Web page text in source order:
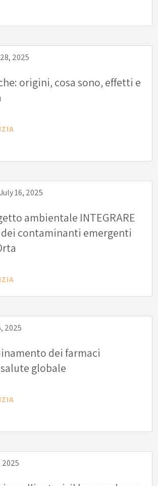
2025
origini, cosa sono, effetti e
July 16, 2025
ambientale INTEGRARE
dei contaminanti emergenti
2025
dei farmaci
globale
2025